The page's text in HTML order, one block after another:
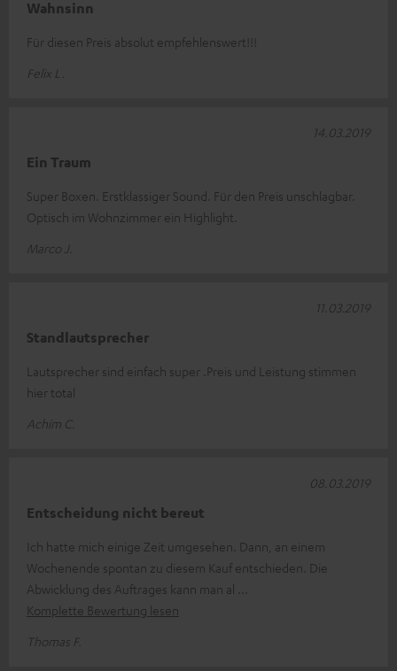
Wahnsinn
Für diesen Preis absolut empfehlenswert!!!
Felix L.
Ein Traum
Super Boxen. Erstklassiger Sound. Für den Preis unschlagbar.
Optisch im Wohnzimmer ein Highlight.
Marco J.
14.03.2019
Standlautsprecher
Lautsprecher sind einfach super .Preis und Leistung stimmen
hier total
Achim C.
11.03.2019
Entscheidung nicht bereut
Ich hatte mich einige Zeit umgesehen. Dann, an einem
Wochenende spontan zu diesem Kauf entschieden. Die
Abwicklung des Auftrages kann man al
Komplette Bewertung lesen
Thomas F.
08.03.2019